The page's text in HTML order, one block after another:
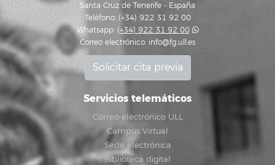
Santa Cruz de Tenerife - España
Teléfono: (+34) 922 31 92 00
Whatsapp: (+34) 922 31 92 00
Correo electrónico: info@fg.ull.es
Solicitar cita previa
Servicios telemáticos
Correo electrónico ULL
Campus Virtual
Sede electrónica
Biblioteca digital